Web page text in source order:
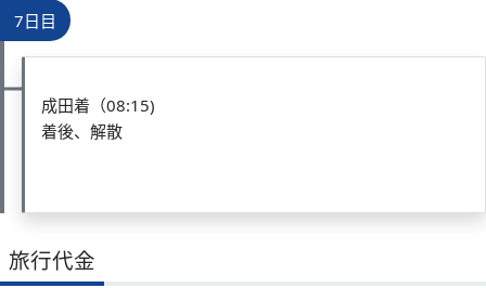
7日目
成田着（08:15)
着後、解散
旅行代金